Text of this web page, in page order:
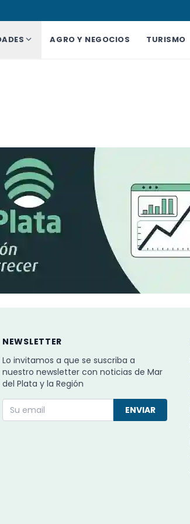
AGRO Y NEGOCIOS TURISMO
NEWSLETTER
Lo invitamos a que se suscriba a
nuestro newsletter con noticias de Mar
del Plata y la Región
ENVIAR